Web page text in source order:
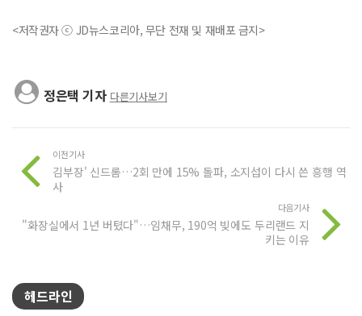
<저작권자 ⓒ JD뉴스코리아, 무단 전재 및 재배포 금지>
정은택 기자 다른기사보기
이전기사
김부장' 신드롬…2회 만에 15% 돌파, 소지섭이 다시 쓴 흥행 역
사
다음기사
"화장실에서 1년 버텼다"…임채무, 190억 빚에도 두리랜드 지
키는 이유
헤드라인